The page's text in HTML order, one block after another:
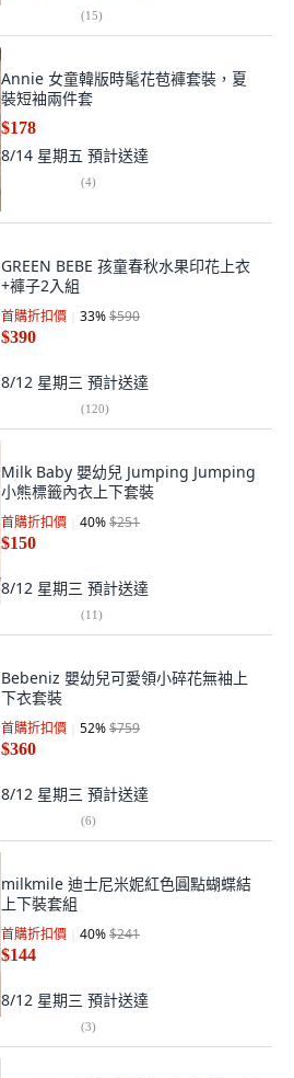
(15)
Annie 女童韓版時髦花苞褲套裝，夏
裝短袖兩件套
$178
8/14 星期五 預計送達
(4)
GREEN BEBE 孩童春秋水果印花上衣
+褲子2入組
首購折扣價 33%$590
$390
8/12 星期三 預計送達
(120)
Milk Baby 嬰幼兒 Jumping Jumping
小熊標籤內衣上下套裝
首購折扣價 40%$251
$150
8/12 星期三 預計送達
(11)
Bebeniz 嬰幼兒可愛領小碎花無袖上
下衣套裝
首購折扣價 52%$759
$360
8/12 星期三 預計送達
(6)
milkmile 迪士尼米妮紅色圓點蝴蝶結
上下裝套組
首購折扣價 40%$241
$144
8/12 星期三 預計送達
(3)